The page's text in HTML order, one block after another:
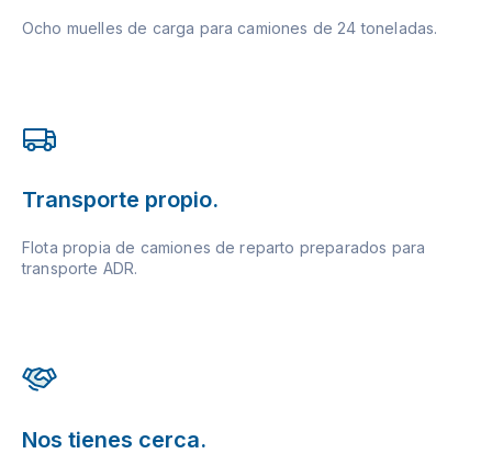
Ocho muelles de carga para camiones de 24 toneladas.
Transporte propio.
Flota propia de camiones de reparto preparados para
transporte ADR.
Nos tienes cerca.